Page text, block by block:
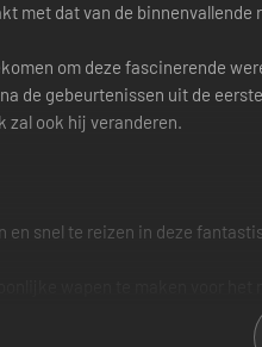
met dat van de
om deze fascinerende
de gebeurtenissen uit de
zal ook hij veranderen.
snel te reizen in deze